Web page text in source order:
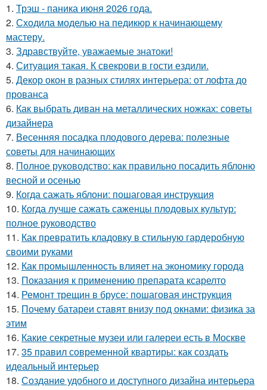
1. Трэш - паника июня 2026 года.
2. Сходила моделью на педикюр к начинающему
мастеру.
3. Здравствуйте, уважаемые знатоки!
4. Ситуaция такая. К свекрови в гости ездили.
5. Декор окон в разных стилях интерьера: от лофта до
прованса
6. Как выбрать диван на металлических ножках: советы
дизайнера
7. Весенняя посадка плодового дерева: полезные
советы для начинающих
8. Полное руководство: как правильно посадить яблоню
весной и осенью
9. Когда сажать яблони: пошаговая инструкция
10. Когда лучше сажать саженцы плодовых культур:
полное руководство
11. Как превратить кладовку в стильную гардеробную
своими руками
12. Как промышленность влияет на экономику города
13. Показания к применению препарата ксарелто
14. Ремонт трещин в брусе: пошаговая инструкция
15. Почему батареи ставят внизу под окнами: физика за
этим
16. Какие секретные музеи или галереи есть в Москве
17. 35 правил современной квартиры: как создать
идеальный интерьер
18. Создание удобного и доступного дизайна интерьера